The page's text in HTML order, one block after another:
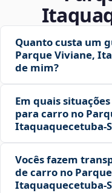
Quanto custa um
Parque Viviane,
de mim?
Em quais
para carro no
Vocês fazem
de carro no